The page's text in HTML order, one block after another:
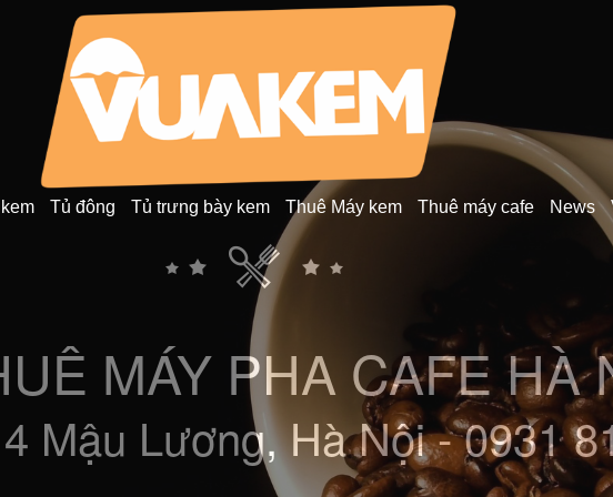
Tủ đông Tủ trưng bày kem Thuê Máy kem Thuê máy cafe News
MÚC KEM NHẬP
Mậu Lương, Hà Nội - 0931